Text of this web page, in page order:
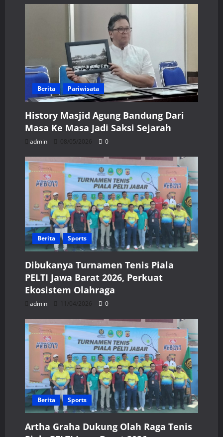
Berita Pariwisata
History Masjid Agung Bandung Dari
Masa Ke Masa Jadi Saksi Sejarah
admin 08/05/2026 0
Berita Sports
Dibukanya Turnamen Tenis Piala
PELTI Jawa Barat 2026, Perkuat
Ekosistem Olahraga
admin 11/04/2026 0
Berita Sports
Artha Graha Dukung Olah Raga Tenis